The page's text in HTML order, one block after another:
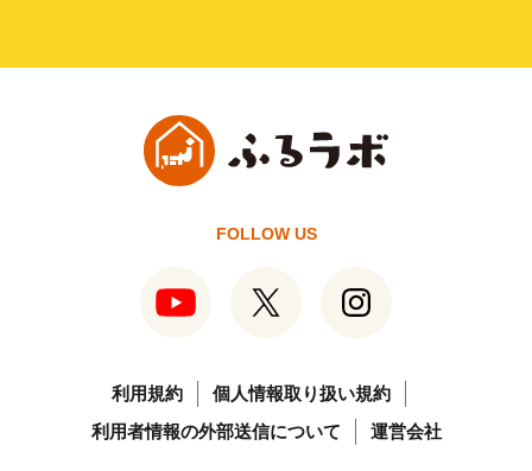
FOLLOW US
利用規約
個人情報取り扱い規約
利用者情報の外部送信について
運営会社